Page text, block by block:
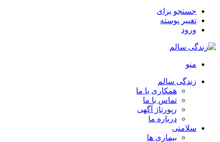
جستجو برای
تغییر پوسته
ورود
منو
زندگی سالم
همکاری با ما
تماس با ما
رپورتاژ آگهی
درباره ما
سلامتی
بیماری ها